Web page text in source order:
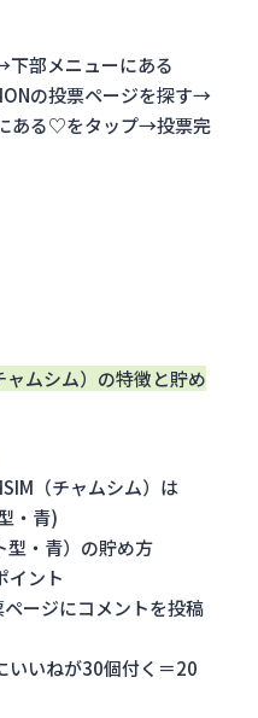
下部メニューにある
の投票ページを探す→
ある♡をタップ→投票完
ムシム）の特徴と貯め
（チャムシム）は
・青)
型・青）の貯め方
ント
ージにコメントを投稿
いねが30個付く＝20